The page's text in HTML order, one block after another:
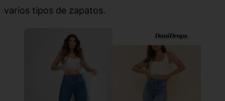
varios tipos de zapatos.